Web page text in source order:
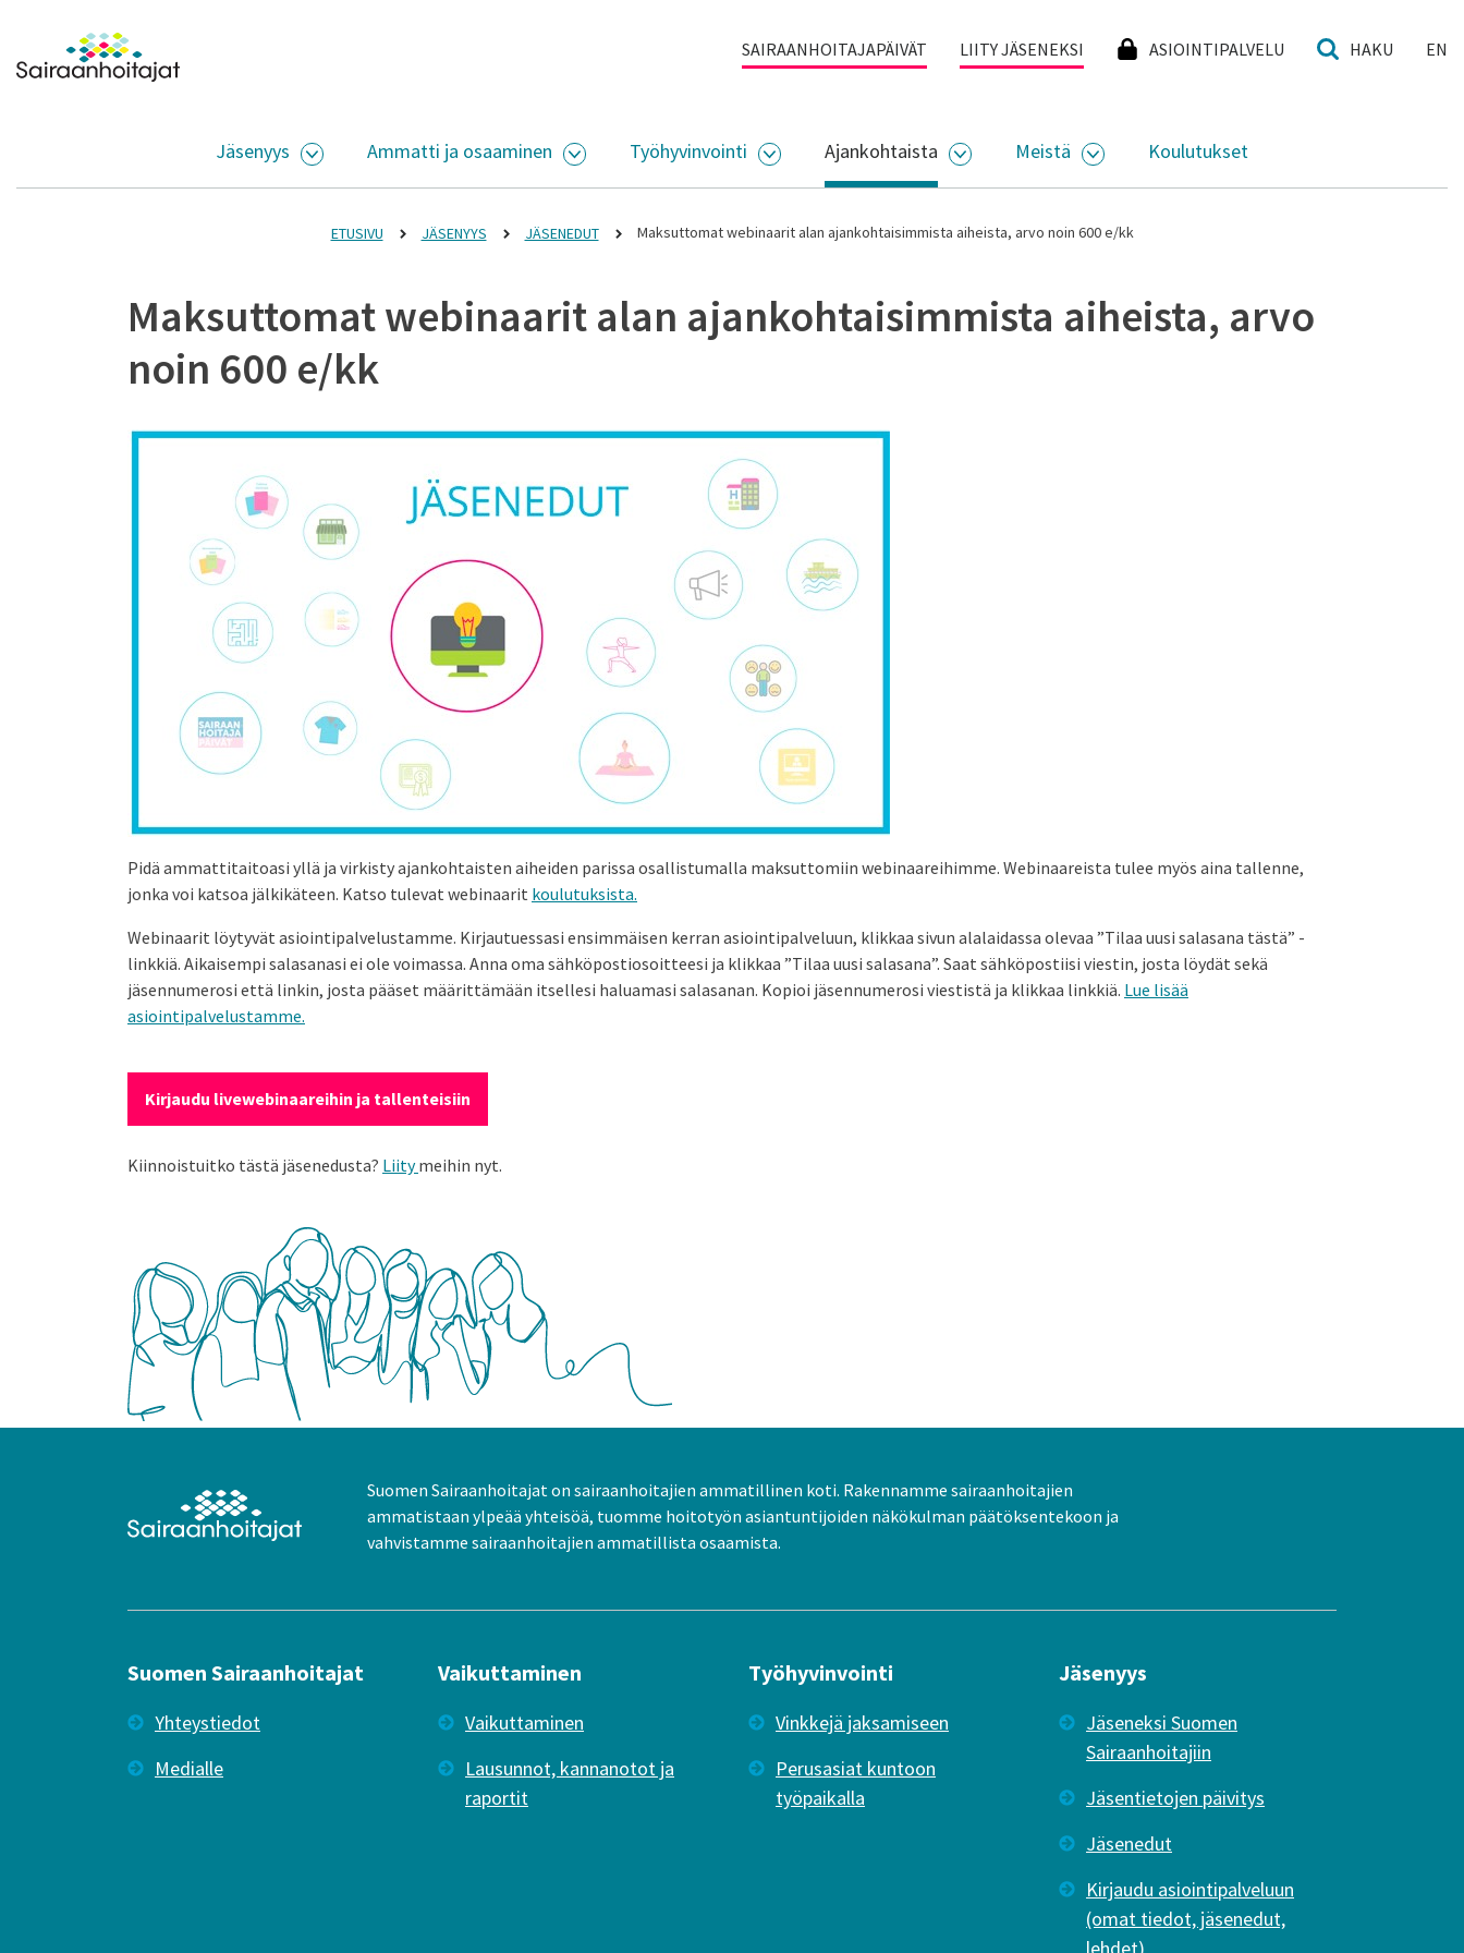
Siirry sisältöön
Etusivulle SAIRAANHOITAJAPÄIVÄT LIITY JÄSENEKSI ASIOINTIPALVELU HAKU EN
Jäsenyys
AVAA ALASIVUJEN VALIKKO
Ammatti ja osaaminen
AVAA ALASIVUJEN VALIKKO
Työhyvinvointi
AVAA ALASIVUJEN VALIKKO
Ajankohtaista
AVAA ALASIVUJEN VALIKKO
Meistä
AVAA ALASIVUJEN VALIKKO
Koulutukset
ETUSIVU JÄSENYYS JÄSENEDUT Maksuttomat webinaarit alan ajankohtaisimmista aiheista, arvo noin 600 e/kk
Maksuttomat webinaarit alan ajankohtaisimmista aiheista, arvo
noin 600 e/kk
Pidä ammattitaitoasi yllä ja virkisty ajankohtaisten aiheiden parissa osallistumalla maksuttomiin webinaareihimme. Webinaareista tulee myös aina tallenne,
jonka voi katsoa jälkikäteen. Katso tulevat webinaarit koulutuksista.
Webinaarit löytyvät asiointipalvelustamme. Kirjautuessasi ensimmäisen kerran asiointipalveluun, klikkaa sivun alalaidassa olevaa ”Tilaa uusi salasana tästä” -
linkkiä. Aikaisempi salasanasi ei ole voimassa. Anna oma sähköpostiosoitteesi ja klikkaa ”Tilaa uusi salasana”. Saat sähköpostiisi viestin, josta löydät sekä
jäsennumerosi että linkin, josta pääset määrittämään itsellesi haluamasi salasanan. Kopioi jäsennumerosi viestistä ja klikkaa linkkiä. Lue lisää
asiointipalvelustamme.
Kirjaudu livewebinaareihin ja tallenteisiin
Kiinnoistuitko tästä jäsenedusta? Liitymeihin nyt.
Suomen Sairaanhoitajat on sairaanhoitajien ammatillinen koti. Rakennamme sairaanhoitajien
ammatistaan ylpeää yhteisöä, tuomme hoitotyön asiantuntijoiden näkökulman päätöksentekoon ja
vahvistamme sairaanhoitajien ammatillista osaamista.
Suomen Sairaanhoitajat
Yhteystiedot
Medialle
Vaikuttaminen
Vaikuttaminen
Lausunnot, kannanotot ja
raportit
Työhyvinvointi
Vinkkejä jaksamiseen
Perusasiat kuntoon
työpaikalla
Jäsenyys
Jäseneksi Suomen
Sairaanhoitajiin
Jäsentietojen päivitys
Jäsenedut
Kirjaudu asiointipalveluun
(omat tiedot, jäsenedut,
lehdet)